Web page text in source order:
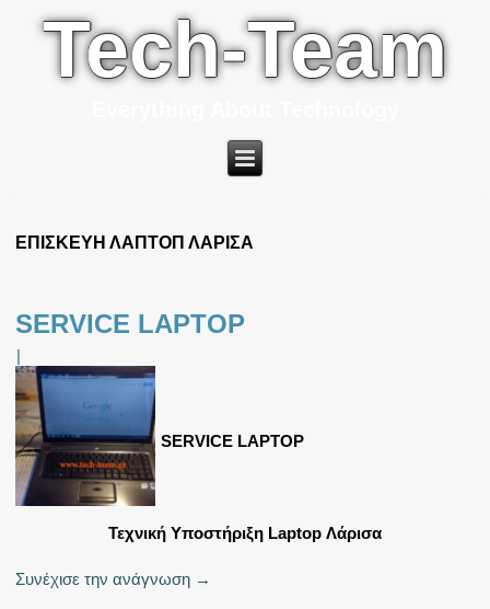
Tech-Team
ΕΠΙΣΚΕΥΗ ΛΑΠΤΟΠ ΛΑΡΙΣΑ
SERVICE LAPTOP
|
SERVICE LAPTOP
Τεχνική Υποστήριξη Laptop Λάρισα
Συνέχισε την ανάγνωση →